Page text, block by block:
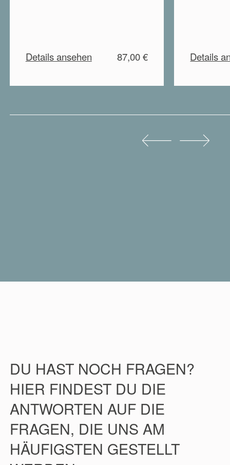
Details ansehen 87,00 € Details
DU HAST NOCH FRAGEN?
HIER FINDEST DU DIE
ANTWORTEN AUF DIE
FRAGEN, DIE UNS AM
HÄUFIGSTEN GESTELLT